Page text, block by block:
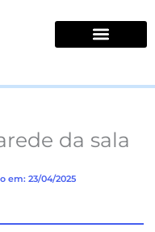
da sala
em: 23/04/2025